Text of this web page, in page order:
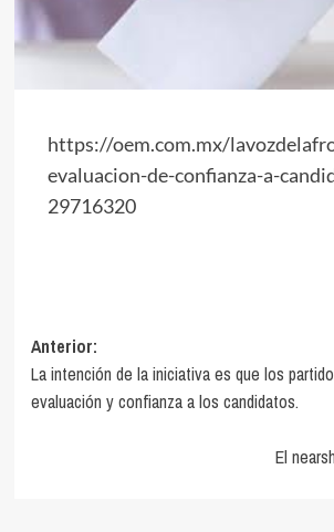
https://oem.com.mx/
evaluacion-de-confianza-a-
29716320
Navegación
de
entradas
Anterior:
La intención de la iniciativa es que los
evaluación y confianza a los candidatos.
El